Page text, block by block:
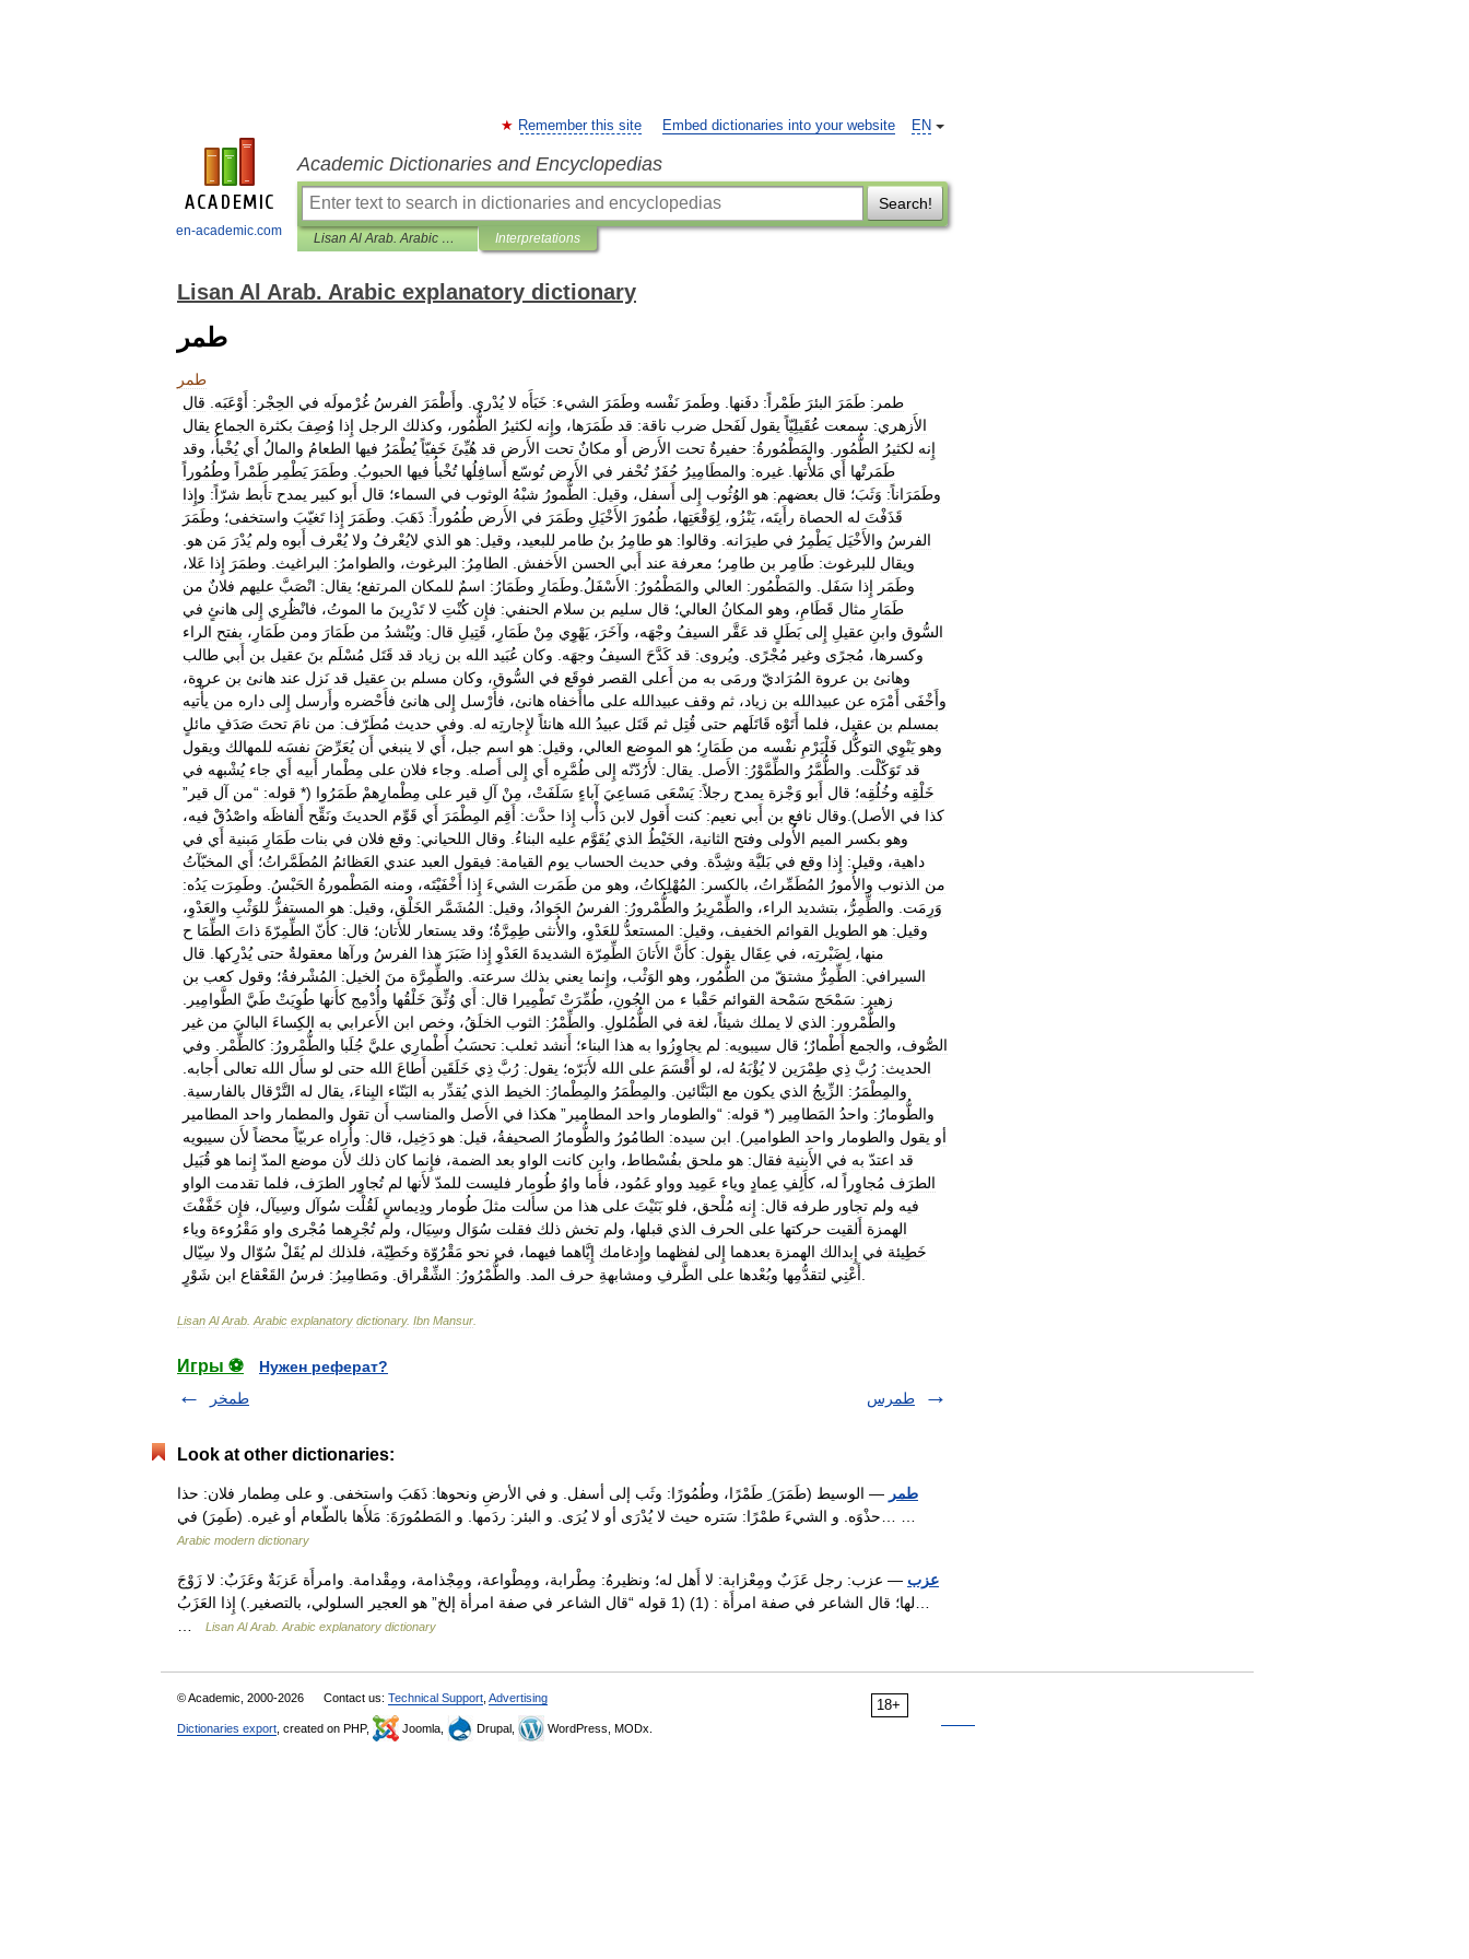
en-academic.com
EN
Remember this site Embed dictionaries into your website
Academic Dictionaries and Encyclopedias
Search!
Lisan Al Arab. Arabic explanatory dictionary Interpretations
Lisan Al Arab. Arabic explanatory dictionary
طمر
طمر
طمر: طَمَرَ البئرَ طَمْراً: دفَنها وطَمرَ نَفْسه وطَمَرَ الشيء: خَبَأَه لا يُدْرى وأَطْمَرَ الفرسُ غُرْمولَه في الحِجْر: أَوْعَبَه
قال
الأَزهري: سمعت عُقَيلِيّاً يقول لَفَحل ضرب ناقة: قد طَمَرَها، وإِنه لكثيرُ الطُّمُور، وكذلك الرجل إِذا وُصِفَ بكثرة الجماع يقال
إِنه لكثيرُ الطُّمُور والمَطْمُورةُ: حفيرةٌ تحت الأَرض أَو مكانٌ تحت الأَرض قد هُيِّئَ خَفيّاً يُطْمَرُ فيها الطعامُ والمالُ أَي يُخْبأُ، وقد
طَمَرتْها أَي مَلأْتها غيره: والمطَامِيرُ حُفَرٌ تُحْفر في الأَرض تُوسّع أَسافِلُها تُخْبأُ فيها الحبوبُ وطَمَرَ يَطْمِر طَمْراً وطُمُوراً
وطَمَرَاناً: وَثَبَ؛ قال بعضهم: هو الوُثُوب إِلى أَسفل، وقيل: الطُّمورُ شبْهُ الوثوب في السماء؛ قال أَبو كبير يمدح تأَبط شرّاً: وإِذا
قَذَفْتَ له الحصاة رأَيتَه، يَنْزُو، لِوَقْعَتِها، طُمُورَ الأَخْيَلِ وطَمَرَ في الأَرض طُمُوراً: ذَهَبَ وطَمَرَ إِذا تَغيّبَ واستخفى؛ وطَمَرَ
الفرسُ والأَخْيَل يَطْمِرُ في طيرَانه وقالوا: هو طامِرُ بنُ طامر للبعيد، وقيل: هو الذي لايُعْرفُ ولا يُعْرف أَبوه ولم يُدْرَ مَن هو
ويقال للبرغوث: طَامِر بن طامِر؛ معرفة عند أَبي الحسن الأَخفش الطامِرُ: البرغوث، والطوامرُ: البراغيث وطمَرَ إِذا عَلا،
وطَمَر إِذا سَفَل والمَطْمُور: العالي والمَطْمُورُ: الأَسْفَلُ وطَمَارِ وطَمَارُ: اسمٌ للمكان المرتفع؛ يقال: انْصَبَّ عليهم فلانٌ من
طَمَارِ مثال قَطَامِ، وهو المكانُ العالي؛ قال سليم بن سلام الحنفي: فإِن كُنْتِ لا تَدْرِينَ ما الموتُ، فانْظُرِي إِلى هانئٍ في
السُّوق وابنِ عقيلِ إِلى بَطَلٍ قد عَقَّر السيفُ وجْهَه، وآخَرَ، يَهْوِي مِنْ طَمَارِ، قَتِيلِ قال: ويُنْشدُ من طَمَارَ ومن طَمَارِ، بفتح الراء
وكسرها، مُجرًى وغير مُجْرًى ويُروى: قد كَدَّحَ السيفُ وجهَه وكان عُبَيد الله بن زياد قد قَتَل مُسْلَم بنَ عقيل بن أَبي طالب
وهانئ بن عروة المُرَاديّ ورمَى به من أَعلى القصر فوقَع في السُّوق، وكان مسلم بن عقيل قد نَزل عند هانئ بن عروة،
وأَخْفَى أَمْرَه عن عبيدالله بن زياد، ثم وقف عبيدالله على ماأَخفاه هانئ، فأَرْسل إِلى هانئ فأَحْضره وأَرسل إِلى داره من يأْتيه
بمسلم بن عقيل، فلما أَتَوْه قَاتَلَهم حتى قُتِل ثم قَتَل عبيدُ الله هانئاً لإِجارتِه له وفي حديث مُطَرّف: من نامَ تحتَ صَدَفٍ مائلٍ
وهو يَنْوِي التوكُّل فَلْيَرْمِ نفْسه من طَمَارِ؛ هو الموضع العالي، وقيل: هو اسم جبل، أَي لا ينبغي أَن يُعَرِّضَ نفسَه للمهالك ويقول
قد تَوَكّلْت والطُّمَّرُ والطِّمَّوْرُ: الأَصل يقال: لأَرُدّنّه إِلى طُمَّرِه أَي إِلى أَصله وجاء فلان على مِطْمار أَبيه أَي جاء يُشْبهه في
خَلْقِه وخُلُقِه؛ قال أَبو وَجْزة يمدح رجلاً: يَسْعَى مَساعِيَ آباءٍ سَلَفَتْ، مِنْ آلِ قير على مِطْمارِهمْ طَمَرُوا (* قوله: “من آل قير ”
كذا في الأصل). وقال نافع بن أَبي نعيم: كنت أَقول لابن دَأْب إِذا حدَّث: أَقِم المِطْمَرَ أَي قَوِّم الحديثَ ونَقِّح أَلفاظَه واصْدُقْ فيه،
وهو بكسر الميم الأُولى وفتح الثانية، الخَيْطُ الذي يُقَوَّم عليه البناءُ وقال اللحياني: وقع فلان في بنات طَمَارِ مَبنية أَي في
داهية، وقيل: إِذا وقع في بَليَّة وشِدَّة وفي حديث الحساب يوم القيامة: فيقول العبد عندي العَظائمُ المُطَمَّراتُ؛ أَي المخبّآتُ
من الذنوب والأُمورُ المُطَمِّراتُ، بالكسر: المُهْلِكاتُ، وهو من طَمَرت الشيءَ إِذا أَخْفَيْتَه، ومنه المَطْمورةُ الحَبْسُ وطَمِرَت يَدُه:
وَرِمَت
والطِّمِرُّ، بتشديد الراء، والطِّمْرِيرُ والطُّمْرورُ: الفرسُ الجَوادُ، وقيل: المُشَمَّر الخَلْق، وقيل: هو المستفزُّ للوَثْبِ والعَدْوِ،
وقيل: هو الطويل القوائم الخفيف، وقيل: المستعدُّ للعَدْوِ، والأُنثى طِمِرَّةٌ؛ وقد يستعار للأَتان؛ قال: كأَنّ الطِّمِرّةَ ذاتَ الطِّمَا ح
منها، لِضَبْرتِه، في عِقَال يقول: كأَنَّ الأَتانَ الطِّمِرّة الشديدةَ العَدْوِ إِذا ضَبَرَ هذا الفرسُ ورآها معقولةٌ حتى يُدْرِكها
قال
السيرافي: الطِّمِرُّ مشتقّ من الطُّمُور، وهو الوَثْب، وإِنما يعني بذلك سرعته والطِّمِرَّة منَ الخيل: المُشْرفةُ؛ وقول كعب بن
زهير: سَمْحَج سَمْحة القوائم حَقْبا ء من الجُونِ، طُمِّرَتْ تَطْمِيرا قال: أَي وُثِّقَ خَلْقُها وأُدْمِج كأَنها طُوِيَتْ طَيَّ الطَّوامِير
والطُّمْرور: الذي لا يملك شيئاً، لغة في الطُّمُلولِ والطِّمْرُ: الثوب الخلَقُ، وخص ابن الأَعرابي به الكِساءَ الباليَ من غير
الصُّوف، والجمع أَطْمارٌ؛ قال سيبويه: لم يجاوِزُوا به هذا البناء؛ أَنشد ثعلب: تحسَبُ أَطْمارِي عليَّ جُلَبا والطُّمْرورُ: كالطِّمْر
وفي
الحديث: رُبَّ ذِي طِمْرَين لا يُؤْبَهُ له، لو أَقْسَمَ على الله لأَبَرّه؛ يقول: رُبَّ ذِي خَلَقَين أَطاعَ الله حتى لو سأَل الله تعالى أَجابه
والمِطْمَرُ: الزِّيجُ الذي يكون مع البَنَّائين والمِطْمَرُ والمِطْمارُ: الخيط الذي يُقدِّر به البَنّاء البِناءَ، يقال له التَّرْقال بالفارسية
والطُّومارُ: واحدُ المَطامِير (* قوله: “والطومار واحد المطامير ” هكذا في الأَصل والمناسب أَن تقول والمطمار واحد المطامير
أو يقول والطومار واحد الطوامير ). ابن سيده: الطامُورُ والطُّومارُ الصحيفةُ، قيل: هو دَخِيل، قال: وأُراه عربيّاً محضاً لأَن سيبويه
قد اعتدّ به في الأَبنية فقال: هو ملحق بفُسْطاط، وابن كانت الواو بعد الضمة، فإِنما كان ذلك لأَن موضع المدّ إِنما هو قُبَيل
الطرَف مُجاوِراً له، كأَلِفِ عِمادٍ وياء عَمِيد وواو عَمُود، فأَما واوُ طُومار فليست للمدّ لأَنها لم تُجاوِر الطرَف، فلما تقدمت الواو
فيه ولم تجاور طرفه قال: إِنه مُلْحق، فلو بَنَيْتَ على هذا من سأَلت مثلَ طُومار ودِيماسٍ لَقُلْت سُوآل وسِيآل، فإِن خَفَّفْتَ
الهمزة أَلقيت حركتها على الحرف الذي قبلها، ولم تخش ذلك فقلت سُوَال وسِيَال، ولم تُجْرِهما مُجْرى واو مَقْرُوءة وياء
خَطِيئة في إِبدالك الهمزة بعدهما إِلى لفظهما وإِدغامك إِيَّاهما فيهما، في نحو مَقْرُوّة وخَطِيّة، فلذلك لم يُقَلْ سُوّال ولا سِيّال
أَعْنِي لتقدُّمِها وبُعْدها على الطَّرفِ ومشابهةِ حرف المد والطُّمْرُورُ: الشِّقْراق ومَطامِيرُ: فرسُ القَعْقاع ابن شَوْرٍ
Lisan Al Arab Arabic explanatory dictionary. Ibn Mansur
Игры ⚽
Нужен реферат?
طمخر
طمرس
Look at other dictionaries:
طمر — الوسيط (طَمَرَ) ِ طَمْرًا، وطُمُورًا: وثَب إلى أسفل. و في الأرضِ ونحوها: ذَهَبَ واستخفى. و على مِطمار فلان: حذا
Arabic modern dictionary
عزب — عزب: رجل عَزَبٌ ومِعْزابة: لا أَهل له؛ ونظيرهُ: مِطْرابة، ومِطْواعة، ومِجْذامة، ومِقْدامة. وامرأَة عَزبَةٌ وعَزَبٌ: لا زَوْجَ
لها؛ قال الشاعر في صفة امرأَة : (1) (1 قوله “قال الشاعر في صفة امرأة إلخ” هو العجير السلولي، بالتصغير.) إِذا العَزَبُ…
Lisan Al Arab. Arabic explanatory dictionary
18+
© Academic, 2000-2026 Contact us: Technical Support Advertising
Dictionaries export , created on PHP, Joomla, Drupal, WordPress, MODx.